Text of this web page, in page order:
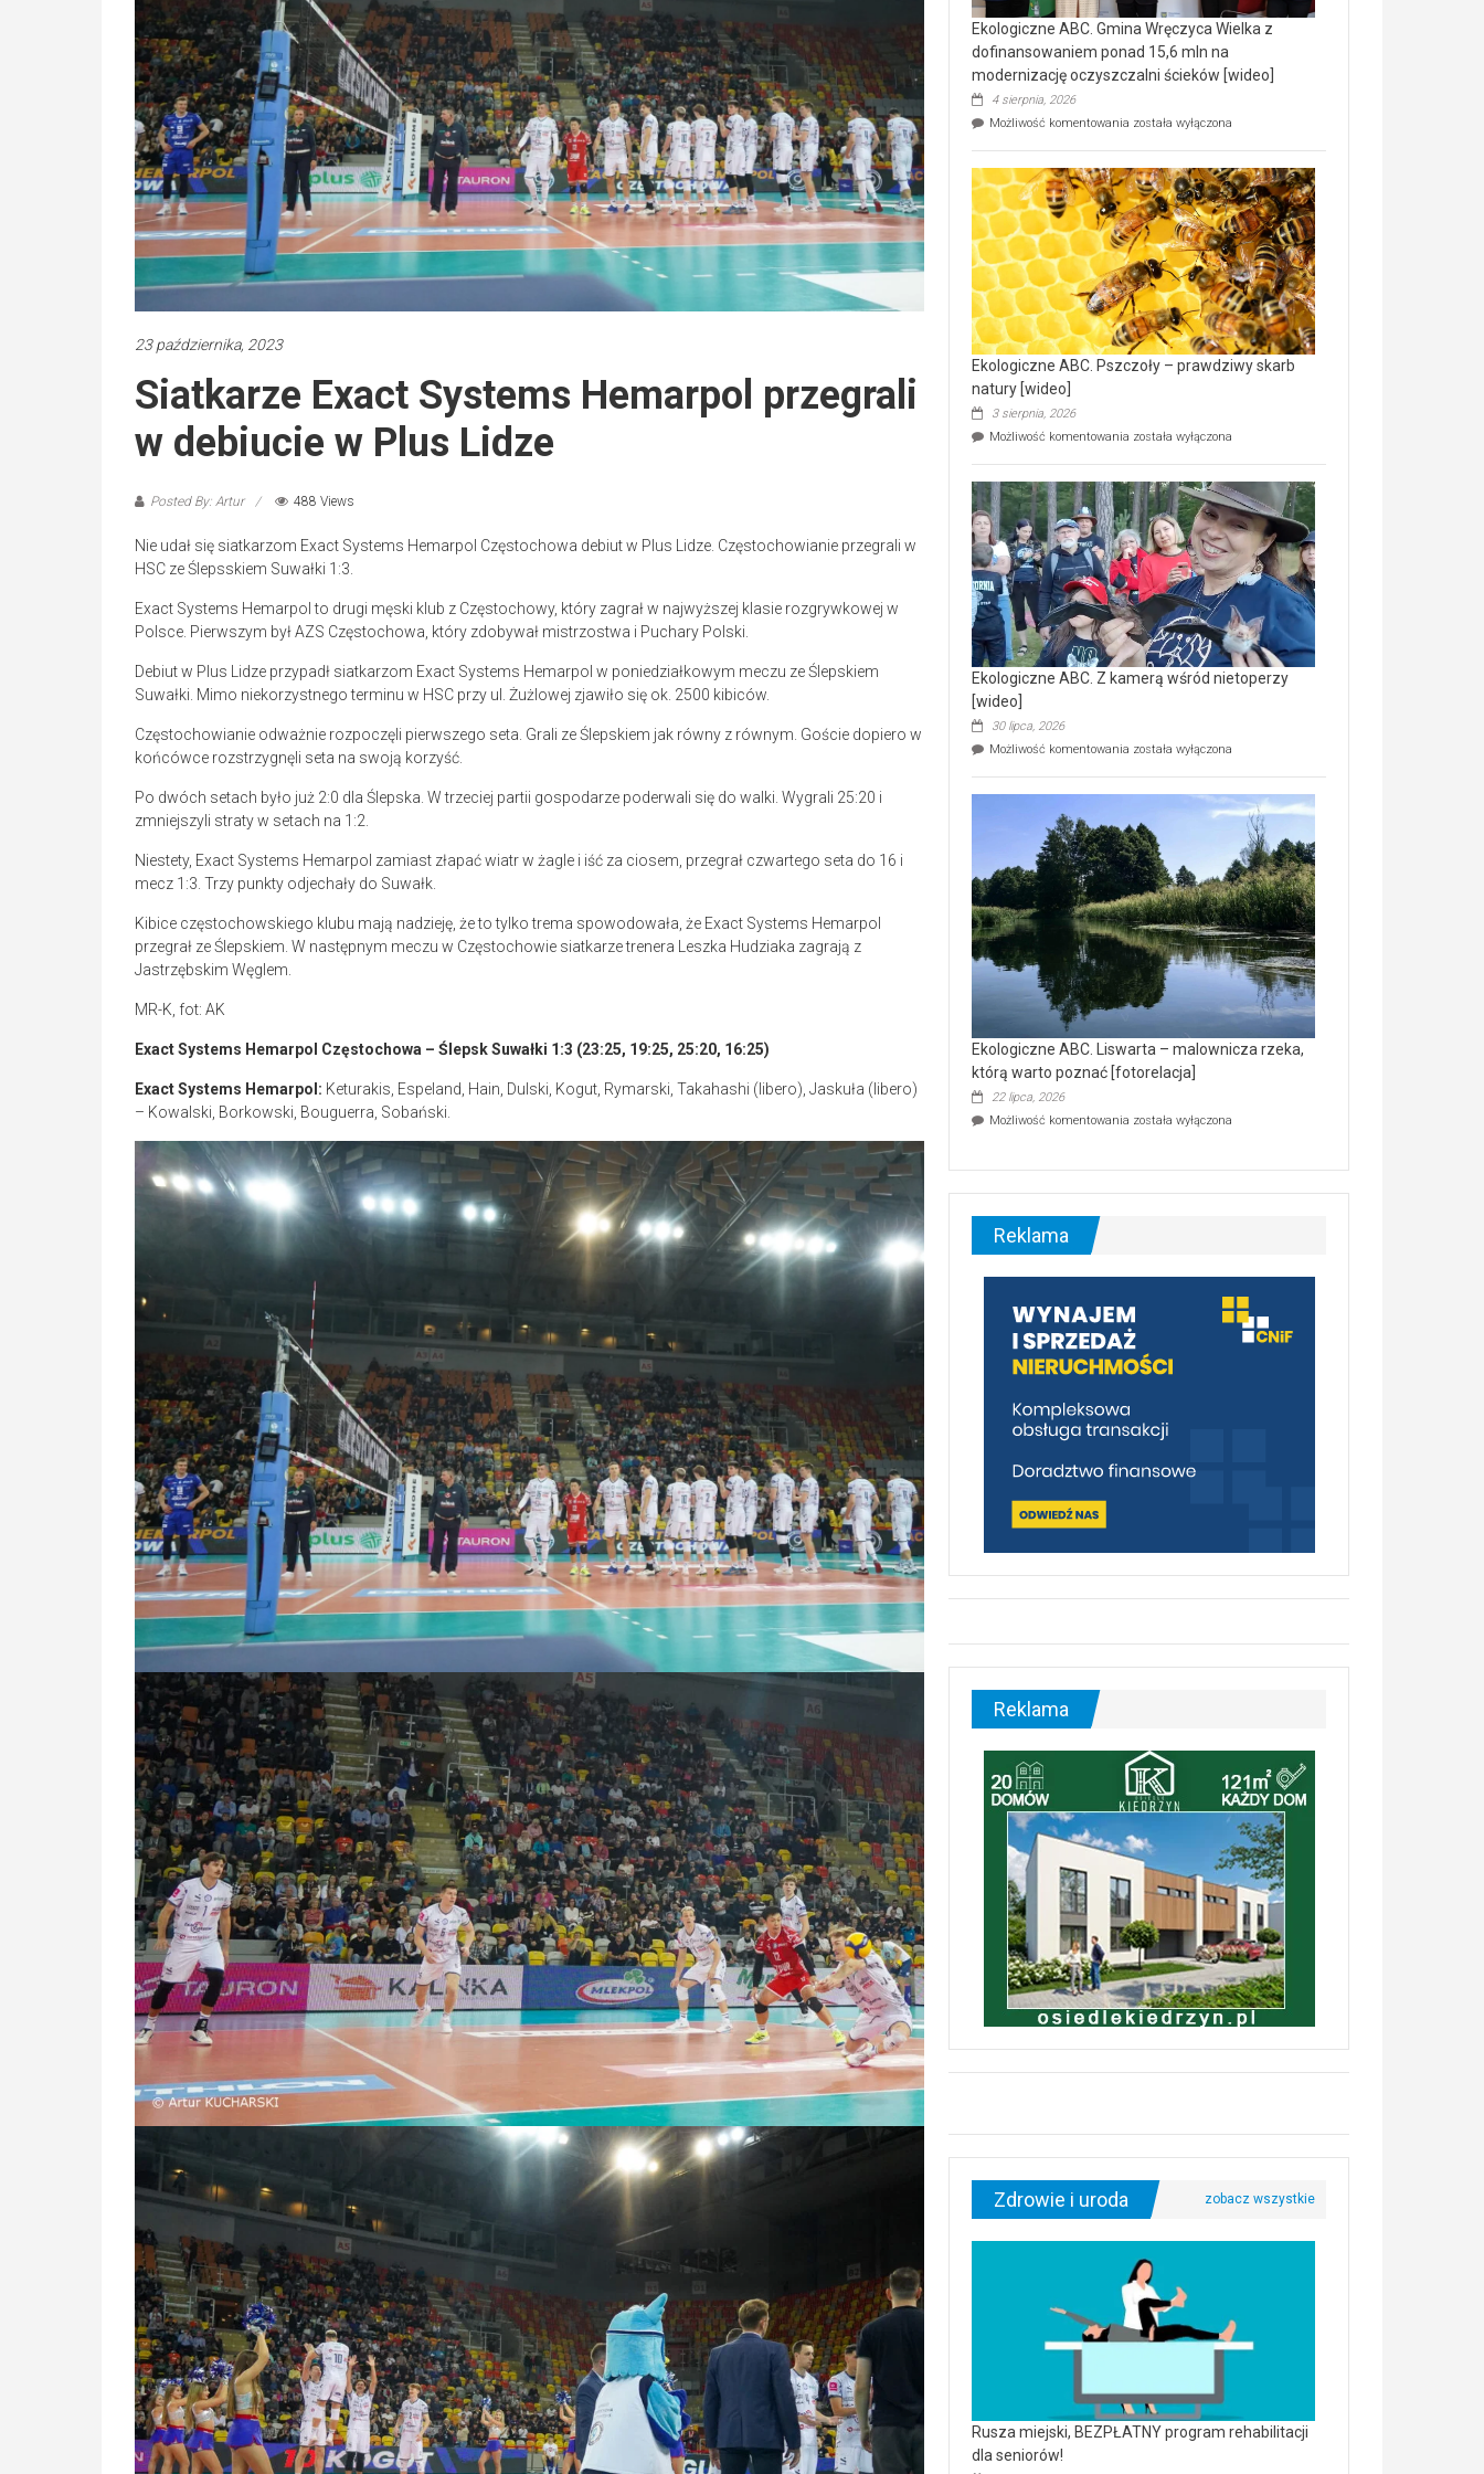
23 października, 2023
Siatkarze Exact Systems Hemarpol przegrali
w debiucie w Plus Lidze
Posted By: Artur 488 Views
Nie udał się siatkarzom Exact Systems Hemarpol Częstochowa debiut w Plus Lidze. Częstochowianie przegrali w
HSC ze Ślepsskiem Suwałki 1:3.
Exact Systems Hemarpol to drugi męski klub z Częstochowy, który zagrał w najwyższej klasie rozgrywkowej w
Polsce. Pierwszym był AZS Częstochowa, który zdobywał mistrzostwa i Puchary Polski.
Debiut w Plus Lidze przypadł siatkarzom Exact Systems Hemarpol w poniedziałkowym meczu ze Ślepskiem
Suwałki. Mimo niekorzystnego terminu w HSC przy ul. Żużlowej zjawiło się ok. 2500 kibiców.
Częstochowianie odważnie rozpoczęli pierwszego seta. Grali ze Ślepskiem jak równy z równym. Goście dopiero w
końcówce rozstrzygnęli seta na swoją korzyść.
Po dwóch setach było już 2:0 dla Ślepska. W trzeciej partii gospodarze poderwali się do walki. Wygrali 25:20 i
zmniejszyli straty w setach na 1:2.
Niestety, Exact Systems Hemarpol zamiast złapać wiatr w żagle i iść za ciosem, przegrał czwartego seta do 16 i
mecz 1:3. Trzy punkty odjechały do Suwałk.
Kibice częstochowskiego klubu mają nadzieję, że to tylko trema spowodowała, że Exact Systems Hemarpol
przegrał ze Ślepskiem. W następnym meczu w Częstochowie siatkarze trenera Leszka Hudziaka zagrają z
Jastrzębskim Węglem.
MR-K, fot: AK
Exact Systems Hemarpol Częstochowa – Ślepsk Suwałki 1:3 (23:25, 19:25, 25:20, 16:25)
Exact Systems Hemarpol: Keturakis, Espeland, Hain, Dulski, Kogut, Rymarski, Takahashi (libero), Jaskuła (libero)
– Kowalski, Borkowski, Bouguerra, Sobański.
Ekologiczne ABC. Gmina Wręczyca Wielka z
dofinansowaniem ponad 15,6 mln na
modernizację oczyszczalni ścieków [wideo]
4 sierpnia, 2026
Możliwość komentowania Ekologiczne
Wręczyca
Wielka
z
dofinansowaniem
ponad
15,6
mln
na
modernizację
oczyszczalni
ścieków
[wideo]
została wyłączona
Ekologiczne ABC. Pszczoły – prawdziwy skarb
natury [wideo]
3 sierpnia, 2026
Możliwość komentowania Ekologiczne
–
prawdziwy
skarb
natury
[wideo]
została wyłączona
Ekologiczne ABC. Z kamerą wśród nietoperzy
[wideo]
30 lipca, 2026
Możliwość komentowania Ekologiczne
wśród
nietoperzy
[wideo]
została wyłączona
Ekologiczne ABC. Liswarta – malownicza rzeka,
którą warto poznać [fotorelacja]
22 lipca, 2026
Możliwość komentowania Ekologiczne
–
malownicza
[fotorelacja]
została wyłączona
Reklama
Reklama
Zdrowie i uroda
Rusza miejski, BEZPŁATNY program rehabilitacji
dla seniorów!